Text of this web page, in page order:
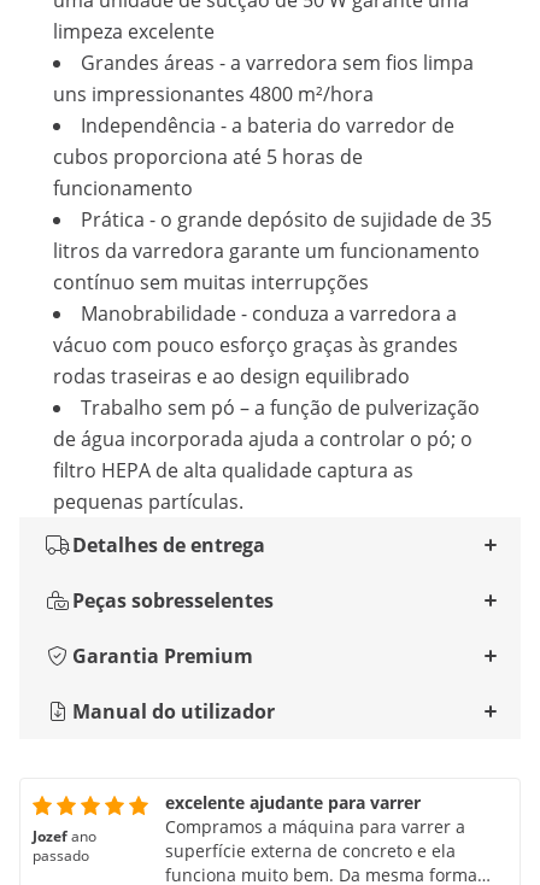
limpeza excelente
Grandes áreas - a varredora sem fios limpa
uns impressionantes 4800 m²/hora
Independência - a bateria do varredor de
cubos proporciona até 5 horas de
funcionamento
Prática - o grande depósito de sujidade de 35
litros da varredora garante um funcionamento
contínuo sem muitas interrupções
Manobrabilidade - conduza a varredora a
vácuo com pouco esforço graças às grandes
rodas traseiras e ao design equilibrado
Trabalho sem pó – a função de pulverização
de água incorporada ajuda a controlar o pó; o
filtro HEPA de alta qualidade captura as
pequenas partículas.
Detalhes de entrega
Peças sobresselentes
Garantia Premium
Manual do utilizador
Jozefano
passado
excelente ajudante para varrer
Compramos a máquina para varrer a
superfície externa de concreto e ela
funciona muito bem. Da mesma forma